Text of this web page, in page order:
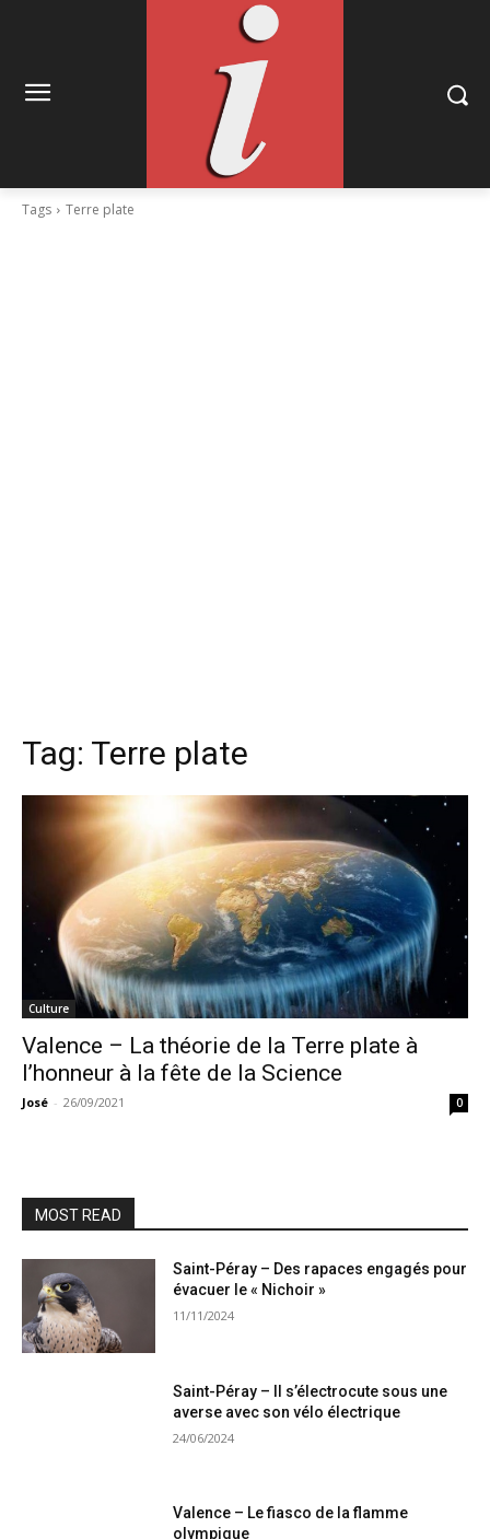
Tags Terre plate
Tag: Terre plate
Culture
Valence – La théorie de la Terre plate à
l’honneur à la fête de la Science
José - 26/09/2021 0
MOST READ
Saint-Péray – Des rapaces engagés pour
évacuer le « Nichoir »
11/11/2024
Saint-Péray – Il s’électrocute sous une
averse avec son vélo électrique
24/06/2024
Valence – Le fiasco de la flamme
olympique